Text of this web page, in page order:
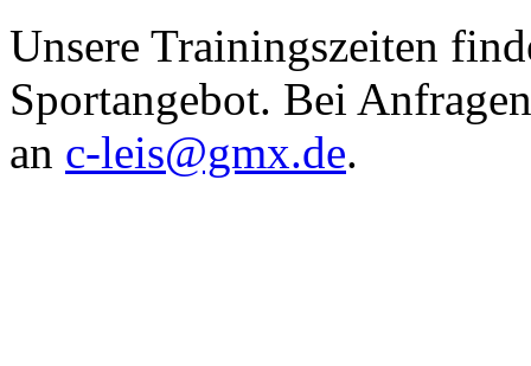
Unsere Trainingszeiten
Sportangebot. Bei
an c-leis@gmx.de.